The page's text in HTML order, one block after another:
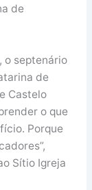
de
o septenário
de
Castelo
o que
Porque
Sítio Igreja